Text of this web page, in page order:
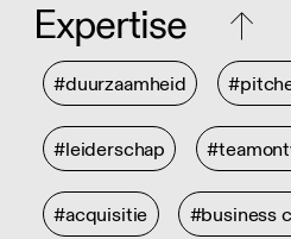
Expertise
#duurzaamheid
#leiderschap
#acquisitie #business